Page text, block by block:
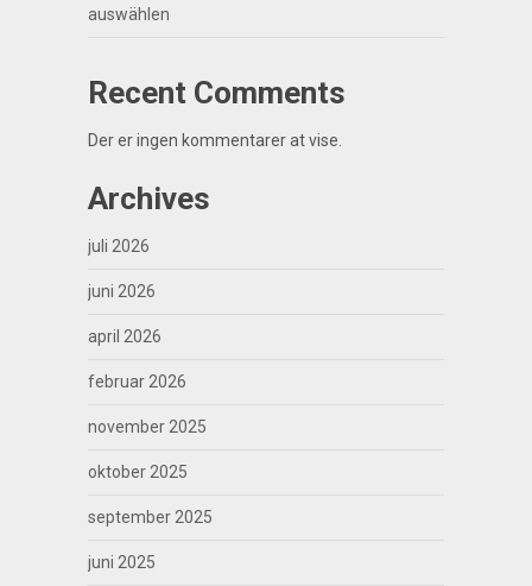
auswählen
Recent Comments
Der er ingen kommentarer at vise.
Archives
juli 2026
juni 2026
april 2026
februar 2026
november 2025
oktober 2025
september 2025
juni 2025